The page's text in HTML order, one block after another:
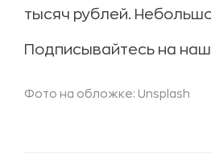
тысяч рублей.
Подписывайтесь на наш
Фото на обложке: Unsplash